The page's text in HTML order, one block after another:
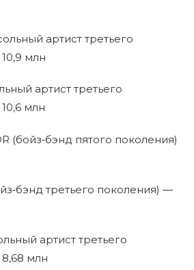
артист третьего
млн
артист третьего
млн
(бойз‑бэнд пятого поколения)
третьего поколения) —
артист третьего
млн